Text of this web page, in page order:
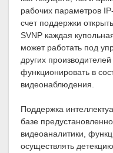
рабочих параметров
счет поддержки
SVNP каждая
может работать под
других
функционировать в
видеонаблюдения.
Поддержка
базе
видеоаналитики,
осуществлять